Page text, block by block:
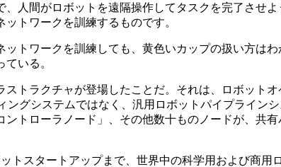
人間がロボットを遠隔操作してタスクを完了させ
トワークを訓練するものです。
トワークを訓練しても、黄色いカップの扱い方は
いる。
トラクチャが登場したことだ。それは、ロボットオ
グシステムではなく、汎用ロボットパイプライン
トローラノード」、その他数十ものノードが、共
スタートアップまで、世界中の科学用および商用